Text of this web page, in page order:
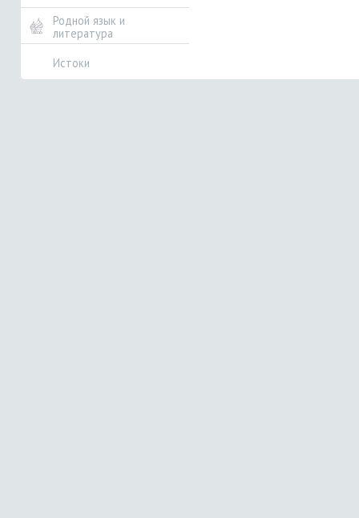
Родной язык и
литература
Истоки